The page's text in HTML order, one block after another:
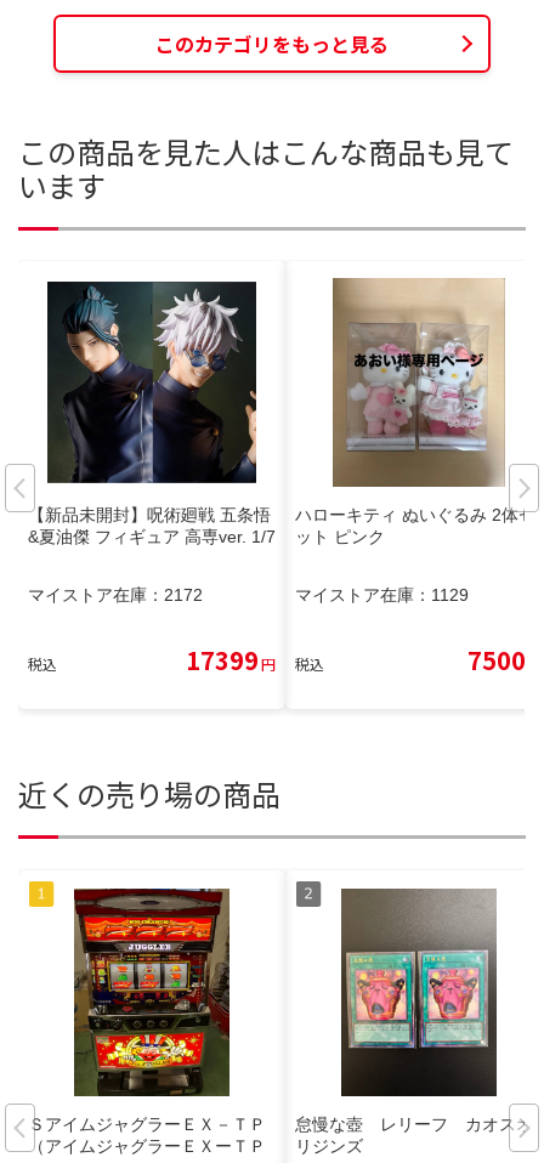
このカテゴリをもっと見る
この商品を見た人はこんな商品も見て
います
【新品未開封】呪術廻戦 五条悟
&夏油傑 フィギュア 高専ver. 1/7
マイストア在庫： 2172
税込 17399円
ハローキティ ぬいぐるみ 2体セ
ット ピンク
マイストア在庫： 1129
税込 7500
近くの売り場の商品
ＳアイムジャグラーＥＸ－ＴＰ
（アイムジャグラーＥＸーＴＰ
怠慢な壺 レリーフ カオスオ
リジンズ